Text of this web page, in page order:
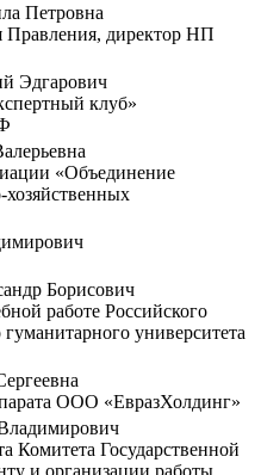
Петровна
Правления, директор НП
Эдгарович
клуб»
«Объединение
Борисович
работе Российского
гуманитарного университета
ООО «ЕвразХолдинг»
Комитета Государственной
и организации работы